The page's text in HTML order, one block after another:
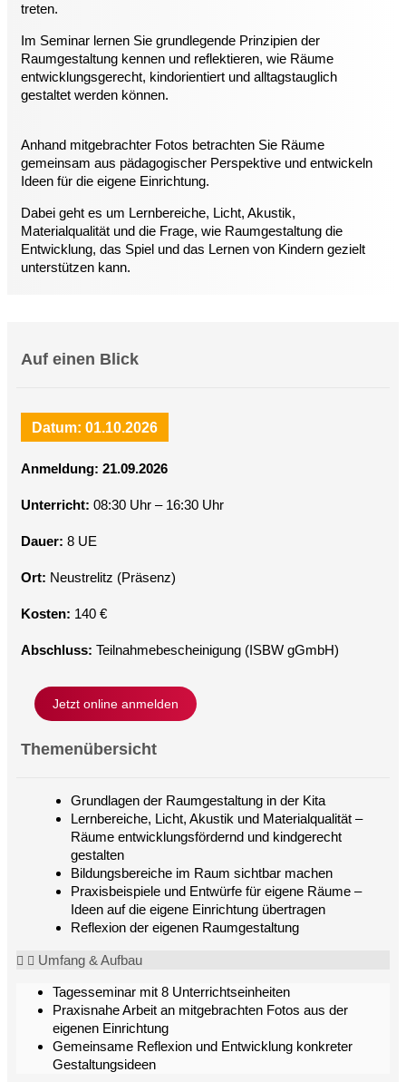
treten.
Im Seminar lernen Sie grundlegende Prinzipien der
Raumgestaltung kennen und reflektieren, wie Räume
entwicklungsgerecht, kindorientiert und alltagstauglich
gestaltet werden können.
Anhand mitgebrachter Fotos betrachten Sie Räume
gemeinsam aus pädagogischer Perspektive und entwickeln
Ideen für die eigene Einrichtung.
Dabei geht es um Lernbereiche, Licht, Akustik,
Materialqualität und die Frage, wie Raumgestaltung die
Entwicklung, das Spiel und das Lernen von Kindern gezielt
unterstützen kann.
Auf einen Blick
Datum: 01.10.2026
Anmeldung: 21.09.2026
Unterricht: 08:30 Uhr – 16:30 Uhr
Dauer: 8 UE
Ort: Neustrelitz (Präsenz)
Kosten: 140 €
Abschluss: Teilnahmebescheinigung (ISBW gGmbH)
Jetzt online anmelden
Themenübersicht
Grundlagen der Raumgestaltung in der Kita
Lernbereiche, Licht, Akustik und Materialqualität –
Räume entwicklungsfördernd und kindgerecht
gestalten
Bildungsbereiche im Raum sichtbar machen
Praxisbeispiele und Entwürfe für eigene Räume –
Ideen auf die eigene Einrichtung übertragen
Reflexion der eigenen Raumgestaltung
Umfang & Aufbau
Tagesseminar mit 8 Unterrichtseinheiten
Praxisnahe Arbeit an mitgebrachten Fotos aus der
eigenen Einrichtung
Gemeinsame Reflexion und Entwicklung konkreter
Gestaltungsideen